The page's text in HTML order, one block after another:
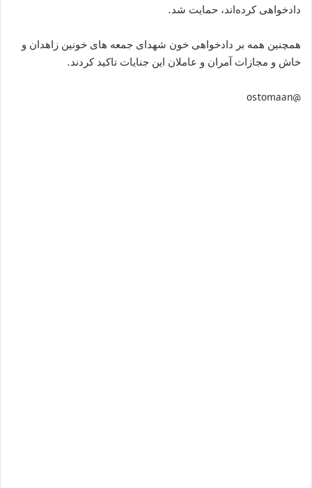
دادخواهی کرده‌اند، حمایت شد.
همچنین همه بر دادخواهی خون شهدای جمعه های خونین زاهدان و
خاش و مجازات آمران و عاملان این جنایات تاکید کردند.
@ostomaan